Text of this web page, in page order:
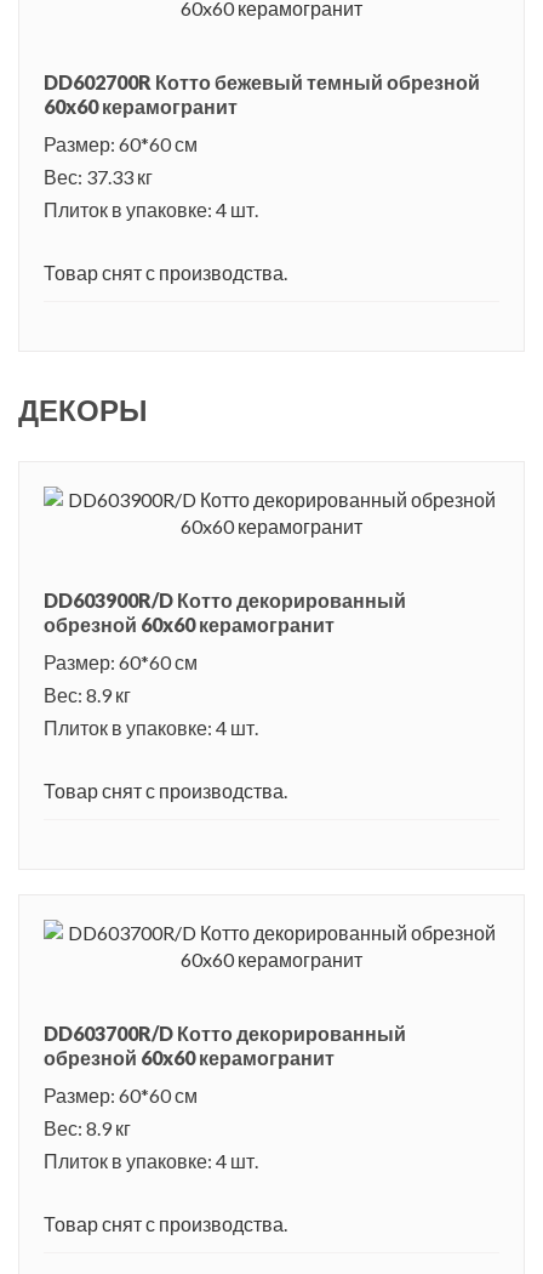
DD602700R Котто бежевый темный обрезной
60x60 керамогранит
Размер: 60*60 см
Вес: 37.33 кг
Плиток в упаковке: 4 шт.
Товар снят с производства.
ДЕКОРЫ
DD603900R/D Котто декорированный
обрезной 60x60 керамогранит
Размер: 60*60 см
Вес: 8.9 кг
Плиток в упаковке: 4 шт.
Товар снят с производства.
DD603700R/D Котто декорированный
обрезной 60x60 керамогранит
Размер: 60*60 см
Вес: 8.9 кг
Плиток в упаковке: 4 шт.
Товар снят с производства.